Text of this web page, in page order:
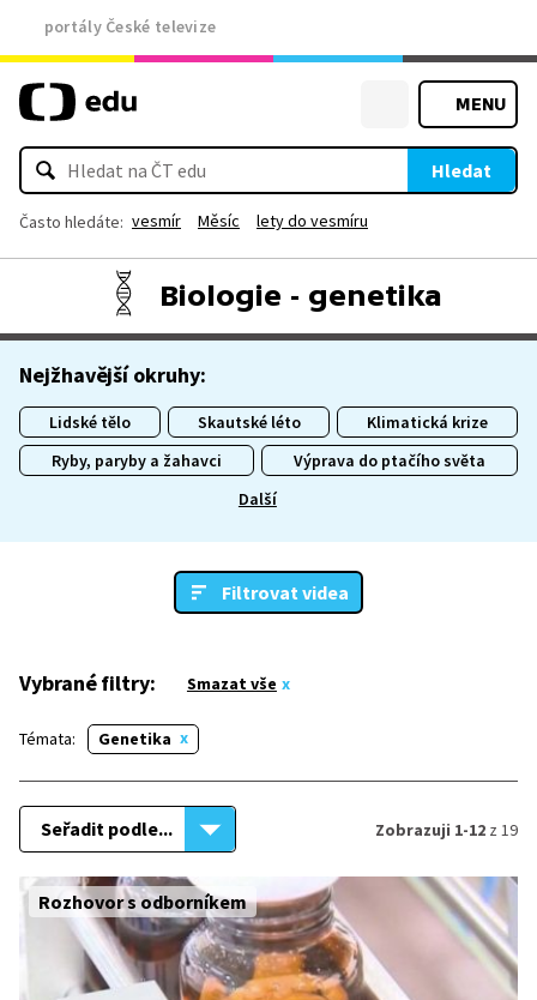
portály České televize
MENU
Hledat
Často hledáte: vesmír Měsíc lety do vesmíru
Biologie - genetika
Nejžhavější okruhy:
Lidské tělo Skautské léto
Klimatická krize
Ryby, paryby a žahavci
Výprava do ptačího světa
Další
Filtrovat videa
Vybrané filtry: Smazat vše
Témata: Genetika
Seřadit podle... Zobrazuji 1-12 z 19
Rozhovor s odborníkem